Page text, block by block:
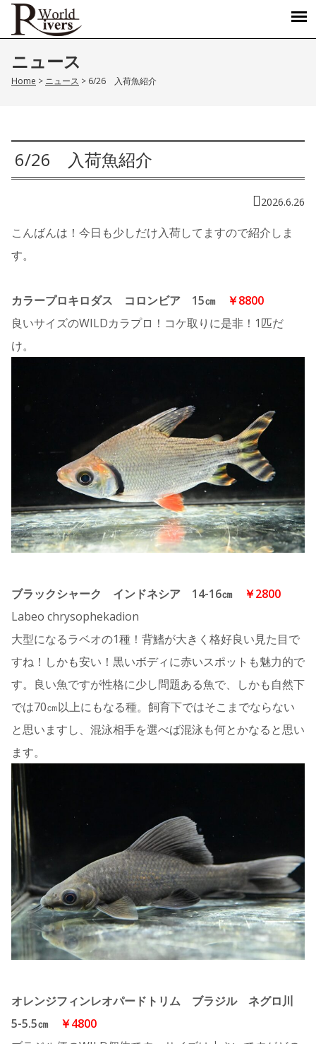
ニュース
Home > ニュース > 6/26 入荷魚紹介
6/26 入荷魚紹介
2026.6.26
こんばんは！今日も少しだけ入荷してますので紹介しま
す。
カラープロキロダス コロンビア 15㎝
￥8800
良いサイズのWILDカラプロ！コケ取りに是非！1匹だ
け。
ブラックシャーク インドネシア 14-16㎝
￥2800
Labeo chrysophekadion
大型になるラベオの1種！背鰭が大きく格好良い見た目で
すね！しかも安い！黒いボディに赤いスポットも魅力的で
す。良い魚ですが性格に少し問題ある魚で、しかも自然下
では70㎝以上にもなる種。飼育下ではそこまでならない
と思いますし、混泳相手を選べば混泳も何とかなると思い
ます。
オレンジフィンレオパードトリム ブラジル ネグロ川
5-5.5㎝
￥4800